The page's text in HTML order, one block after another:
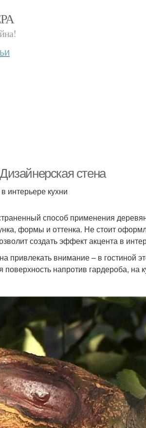
стена
интерьере кухни
способ применения
формы и оттенка. Не стоит
создать эффект акцента в
привлекать внимание – в гостиной
напротив гардероба, на